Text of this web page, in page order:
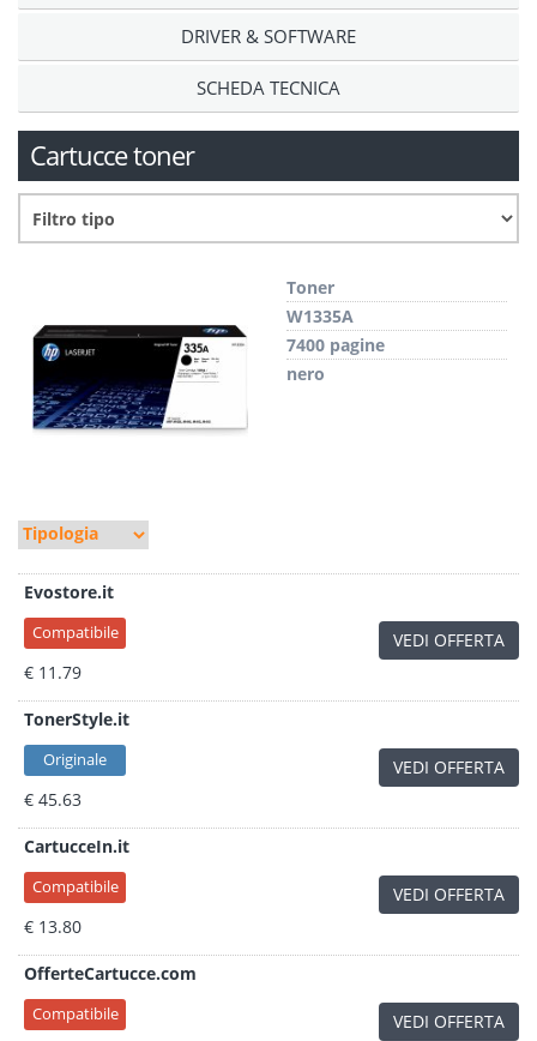
DRIVER & SOFTWARE
SCHEDA TECNICA
Cartucce toner
Toner
W1335A
7400 pagine
nero
Evostore.it
Compatibile
€ 11.79
VEDI OFFERTA
TonerStyle.it
Originale
€ 45.63
VEDI OFFERTA
CartucceIn.it
Compatibile
€ 13.80
VEDI OFFERTA
OfferteCartucce.com
Compatibile VEDI OFFERTA